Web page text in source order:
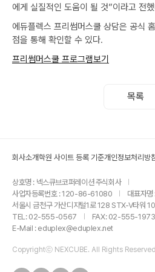
에게 실질적인 도움이 될 것”이라고 전
에듀플렉스 프리썸머스쿨 상담은 공식
점을 통해 확인할 수 있다.
프리썸머스쿨 프로그램보기
목록
회사소개학원 사이트 등록 기준개인정보처리방
상호명 : 넥스큐브코퍼레이션 주식회사
사업자등록번호 : 120-86-61080
대표자명
서울시 금천구 가산디지털1로 128 STX-V타워
TEL: 02-555-0567
FAX: 02-555-1973
E-Mail : eduplex@eduplex.net
Copyrightⓒ NEXCUBE. All Rights